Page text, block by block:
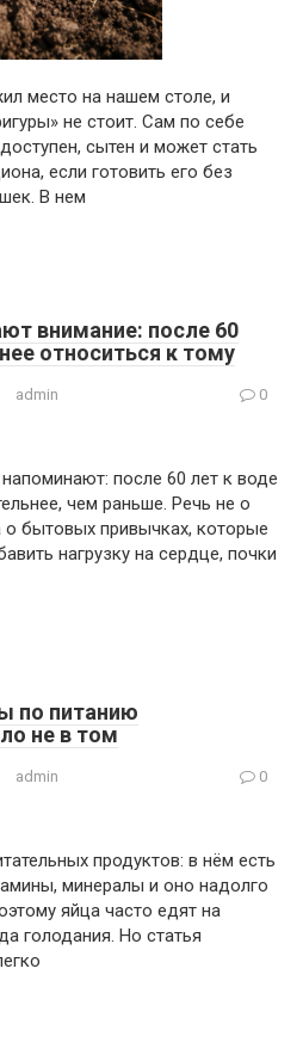
место на нашем столе, и
не стоит. Сам по себе
сытен и может стать
если готовить его без
В нем
внимание: после 60
относиться к тому
admin 0
после 60 лет к воде
чем раньше. Речь не о
о бытовых привычках, которые
нагрузку на сердце, почки
по питанию
не в том
admin 0
продуктов: в нём есть
минералы и оно надолго
яйца часто едят на
голодания. Но статья